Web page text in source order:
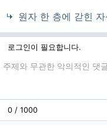
원자 한 층에 갇힌 자성,
로그인이 필요합니다.
글입력
0 / 1000